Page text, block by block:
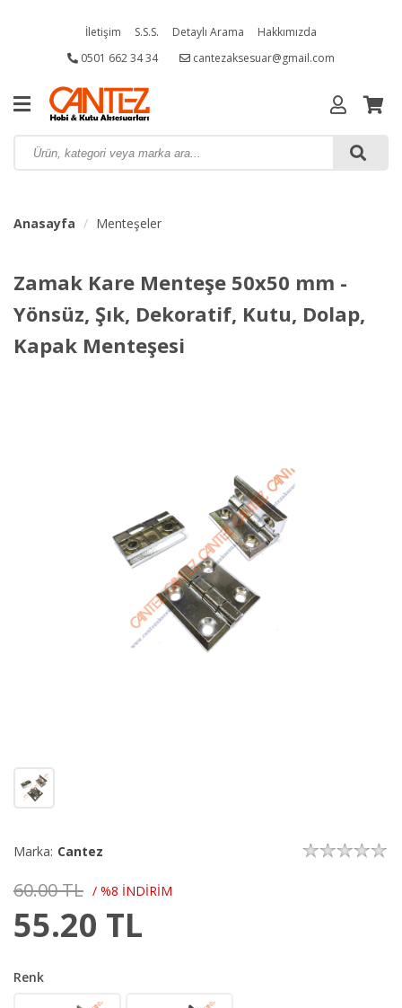
İletişim S.S.S. Detaylı Arama
Hakkımızda
0501 662 34 34
cantezaksesuar@gmail.com
Anasayfa Menteşeler
Zamak Kare Menteşe 50x50 mm -
Yönsüz, Şık, Dekoratif, Kutu, Dolap,
Kapak Menteşesi
Marka: Cantez
60.00 TL / %8 İNDİRİM
55.20 TL
Renk